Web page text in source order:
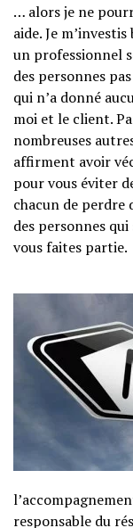
… alors je ne
aide. Je
un professionnel
des personnes
qui n’a donné
moi et le client.
nombreuses
affirment avoir
pour vous éviter
chacun de perdre
des personnes
vous faites partie.
responsable du